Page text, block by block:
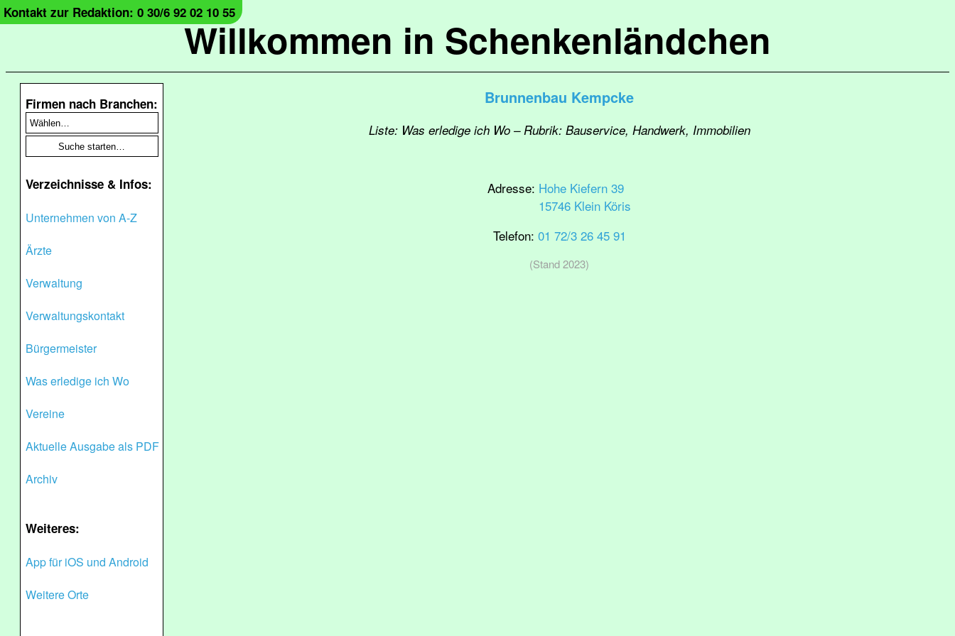
Willkommen in Schenkenländchen
Kontakt zur Redaktion: 0 30/6 92 02 10 55
Firmen nach Branchen:
Verzeichnisse & Infos:
Unternehmen von A-Z
Ärzte
Verwaltung
Verwaltungskontakt
Bürgermeister
Was erledige ich Wo
Vereine
Aktuelle Ausgabe als PDF
Archiv
Weiteres:
App für iOS und Android
Weitere Orte
Brunnenbau Kempcke
Liste: Was erledige ich Wo – Rubrik: Bauservice, Handwerk, Immobilien
Adresse: Hohe Kiefern 39
15746 Klein Köris
Telefon: 01 72/3 26 45 91
(Stand 2023)